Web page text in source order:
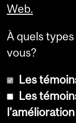
Web.
À quels
vous?
Les
Les